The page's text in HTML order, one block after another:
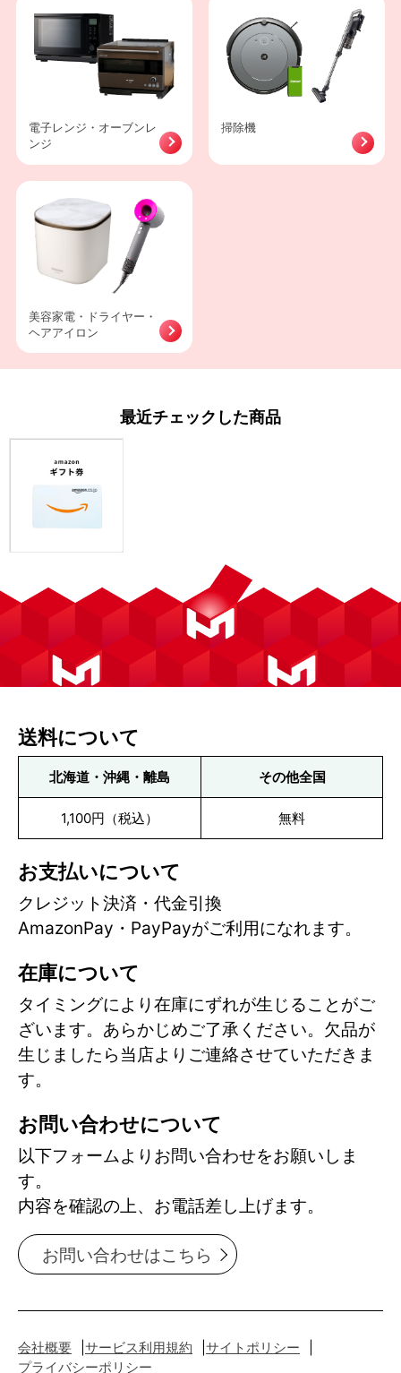
電子レンジ・オーブンレ
ンジ
掃除機
美容家電・ドライヤー・
ヘアアイロン
最近チェックした商品
送料について
北海道・沖縄・離島 その他全国
1,100円（税込） 無料
お支払いについて
クレジット決済・代金引換
AmazonPay・PayPayがご利用になれます。
在庫について
タイミングにより在庫にずれが生じることがご
ざいます。あらかじめご了承ください。欠品が
生じましたら当店よりご連絡させていただきま
す。
お問い合わせについて
以下フォームよりお問い合わせをお願いしま
す。
内容を確認の上、お電話差し上げます。
お問い合わせはこちら
会社概要 サービス利用規約
サイトポリシー
プライバシーポリシー